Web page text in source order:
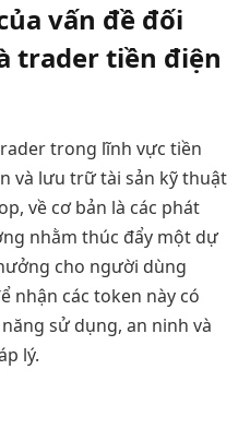
vấn đề đối
trader tiền điện
trong lĩnh vực tiền
và lưu trữ tài sản kỹ thuật
về cơ bản là các phát
nhằm thúc đẩy một dự
cho người dùng
nhận các token này có
sử dụng, an ninh và
lý.